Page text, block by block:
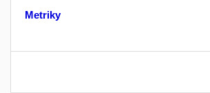
Metriky